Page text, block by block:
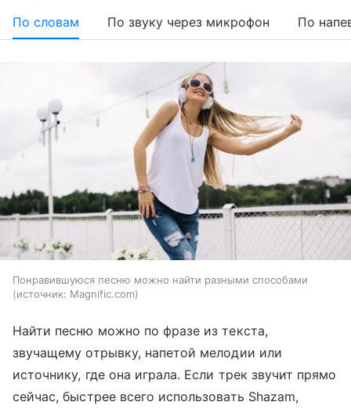
По словам По звуку через микрофон По
Понравившуюся песню можно найти разными способами
источник: Magnific.com
Найти песню можно по фразе из текста,
звучащему отрывку, напетой мелодии или
источнику, где она играла. Если трек звучит прямо
сейчас, быстрее всего использовать Shazam,